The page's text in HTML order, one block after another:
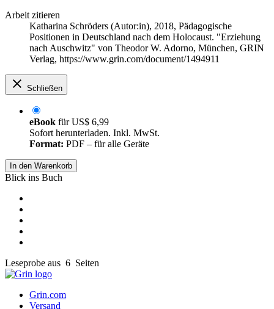
Arbeit zitieren
Katharina Schröders (Autor:in), 2018, Pädagogische
Positionen in Deutschland nach dem Holocaust. "Erziehung
nach Auschwitz" von Theodor W. Adorno, München, GRIN
Verlag, https://www.grin.com/document/1494911
Schließen
eBook fürUS$ 6,99
Sofort herunterladen. Inkl. MwSt.
Format: PDF – für alle Geräte
In den Warenkorb
Blick ins Buch
Leseprobe aus 6 Seiten
Grin.com
Versand